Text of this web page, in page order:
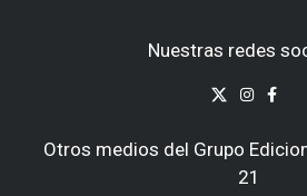
Nuestras redes
Otros medios del Grupo
21